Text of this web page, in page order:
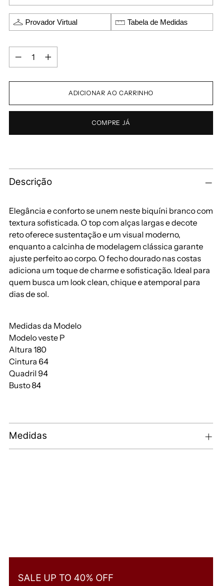
Provador Virtual Tabela de Medidas
ADICIONAR AO CARRINHO
COMPRE JÁ
Descrição
Elegância e conforto se unem neste biquíni branco com
textura sofisticada. O top com alças largas e decote
reto oferece sustentação e um visual moderno,
enquanto a calcinha de modelagem clássica garante
ajuste perfeito ao corpo. O fecho dourado nas costas
adiciona um toque de charme e sofisticação. Ideal para
quem busca um look clean, chique e atemporal para
dias de sol.
Medidas da Modelo
Modelo veste P
Altura 180
Cintura 64
Quadril 94
Busto 84
Medidas
SALE UP TO 40% OFF